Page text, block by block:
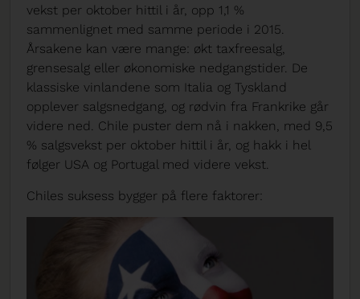
vekst per oktober hittil i år, opp 1,1 %
sammenlignet med samme periode i 2015.
Årsakene kan være mange: økt taxfreesalg,
grensesalg eller økonomiske nedgangstider. De
klassiske vinlandene som Italia og Tyskland
opplever salgsnedgang, og rødvin fra Frankrike går
videre ned. Chile puster dem nå i nakken, med 9,5
% salgsvekst per oktober hittil i år, og hakk i hel
følger USA og Portugal med videre vekst.
Chiles suksess bygger på flere faktorer: